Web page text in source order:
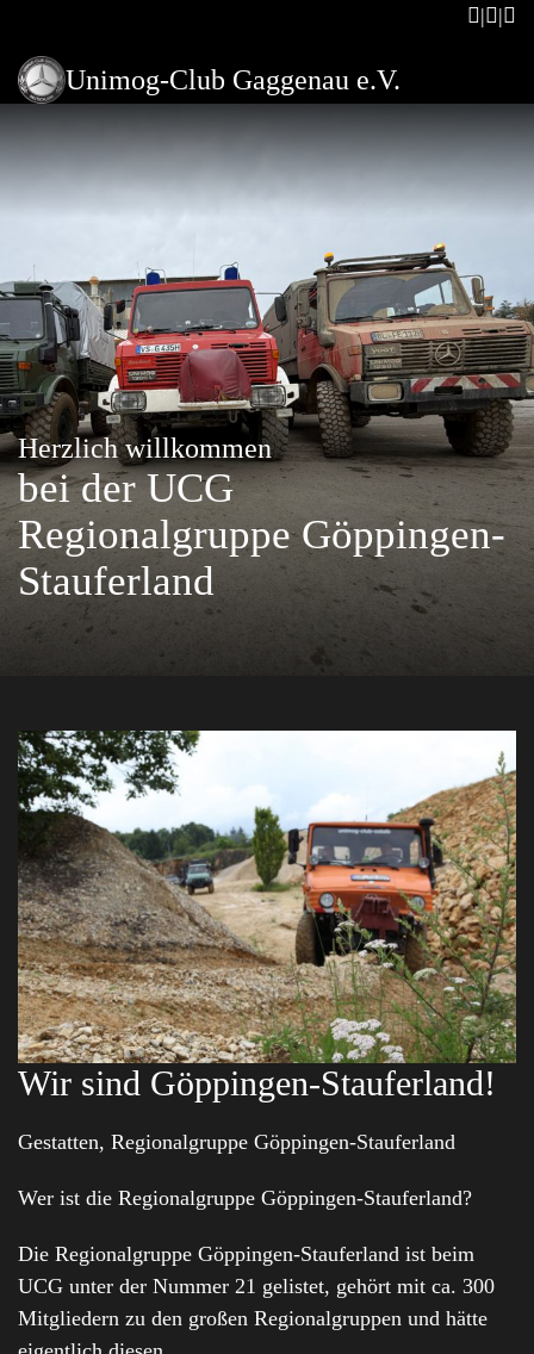
Unimog-Club Gaggenau e.V.
Herzlich willkommen
bei der UCG
Regionalgruppe Göppingen-
Stauferland
Wir sind Göppingen-Stauferland!
Gestatten, Regionalgruppe Göppingen-Stauferland
Wer ist die Regionalgruppe Göppingen-Stauferland?
Die Regionalgruppe Göppingen-Stauferland ist beim
UCG unter der Nummer 21 gelistet, gehört mit ca. 300
Mitgliedern zu den großen Regionalgruppen und hätte